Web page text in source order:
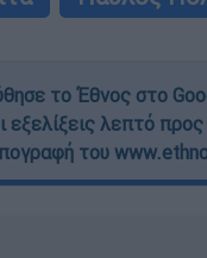
το Έθνος στο
εξελίξεις λεπτό
του